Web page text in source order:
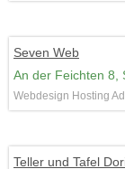
Seven Web
An der Feichten 8,
Webdesign Hosting
Teller und Tafel